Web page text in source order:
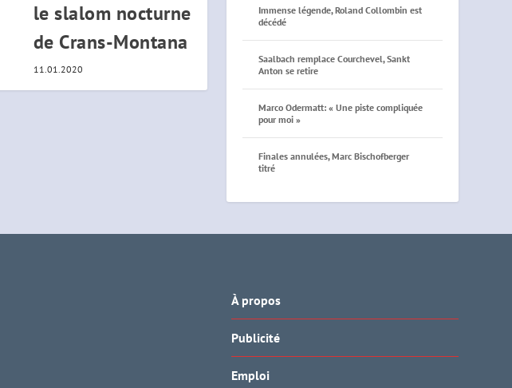
le slalom nocturne
de Crans-Montana
11.01.2020
Immense légende, Roland Collombin est
décédé
Saalbach remplace Courchevel, Sankt
Anton se retire
Marco Odermatt: « Une piste compliquée
pour moi »
Finales annulées, Marc Bischofberger
titré
À propos
Publicité
Emploi